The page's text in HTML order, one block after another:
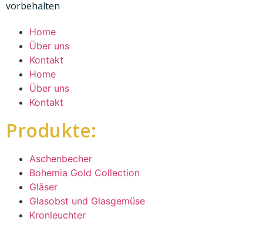
vorbehalten
Home
Über uns
Kontakt
Home
Über uns
Kontakt
Produkte:
Aschenbecher
Bohemia Gold Collection
Gläser
Glasobst und Glasgemüse
Kronleuchter